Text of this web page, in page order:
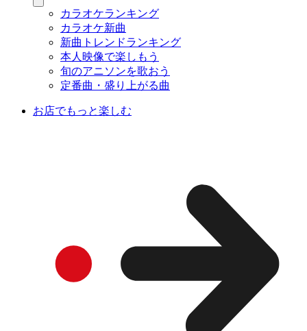
カラオケランキング
カラオケ新曲
新曲トレンドランキング
本人映像で楽しもう
旬のアニソンを歌おう
定番曲・盛り上がる曲
お店でもっと楽しむ